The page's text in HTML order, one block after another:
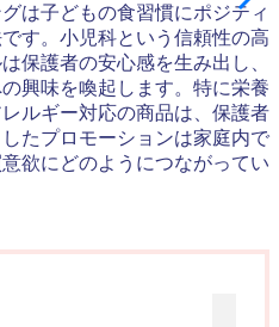
は子どもの食習慣にポジティ
す。小児科という信頼性の高
保護者の安心感を生み出し、
興味を喚起します。特に栄養
ルギー対応の商品は、保護者
たプロモーションは家庭内で
欲にどのようにつながってい